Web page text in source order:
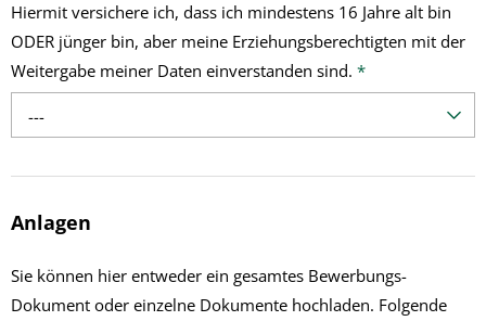
Hiermit versichere ich, dass ich mindestens 16 Jahre alt bin
ODER jünger bin, aber meine Erziehungsberechtigten mit der
Weitergabe meiner Daten einverstanden sind. *
---
Anlagen
Sie können hier entweder ein gesamtes Bewerbungs-
Dokument oder einzelne Dokumente hochladen. Folgende